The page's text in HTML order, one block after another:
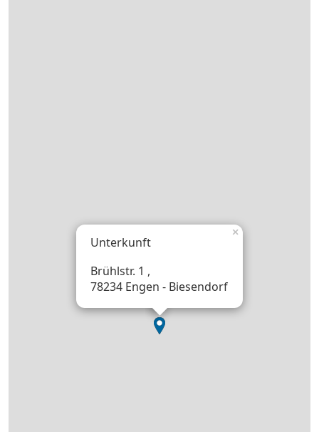
Unterkunft
Brühlstr. 1 ,
78234 Engen - Biesendorf
×